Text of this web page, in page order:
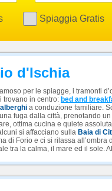
Spiaggia Gratis
d'Ischia
per le spiagge, i tramonti
trovano in centro: bed and
a conduzione familiare.
fuga dalla città, prenotando un
ottima cucina e quiete
si affacciano sulla Baia di
di Forio e ci si rilassa
tra la calma, il mare ed il sole.